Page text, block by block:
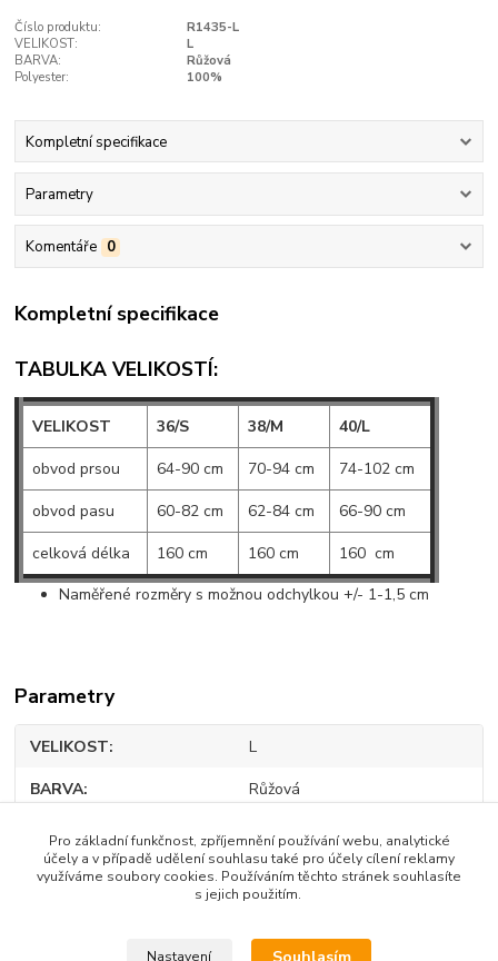
Číslo produktu:
R1435-L
VELIKOST:
L
BARVA:
Růžová
Polyester:
100%
Kompletní specifikace
Parametry
Komentáře 0
Kompletní specifikace
TABULKA VELIKOSTÍ:
VELIKOST 36/S 38/M
40/L
obvod prsou
64-90 cm 70-94 cm
74-102 cm
obvod pasu
60-82 cm 62-84 cm
66-90 cm
celková délka
160 cm 160 cm
160 cm
Naměřené rozměry s možnou odchylkou +/- 1-1,5 cm
Parametry
VELIKOST L
BARVA Růžová
Polyester 100%
Zboží zařazeno v kategoriích
Pro základní funkčnost, zpříjemnění používání webu, analytické
účely a v případě udělení souhlasu také pro účely cílení reklamy
využíváme soubory cookies. Používáním těchto stránek souhlasíte
s jejich použitím.
Nastavení